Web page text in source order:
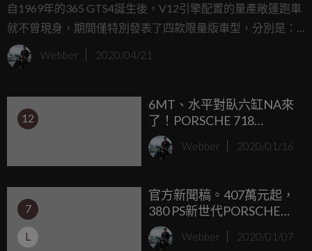
自1969年的365 GTS4誕生後，V12引擎配置的量產敞篷跑車
就不曾現身，期間僅特別發表了四款限量版車型，分別是：
2000年推出的550 Barchetta Pininfarina、2005年推出的
Superamerica、2010年推出的SA Aperta以及2014年發佈的
GTS，才讓V12量產敞篷跑車再度以王者之姿登場，這不僅象
徵著躍馬品牌歷史上這一系列紅鬃烈馬的榮耀回歸，更完美
詮釋了Ferrari法拉利的傳奇風采。
Webber 2020/04/21
12
6MT、水平對臥六缸NA來
了！PORSCHE 718
Boxter/Cayman GTS 4.0海
外登場Webber 2020/01/16
7
L
官方新聞稿。407萬元起，
380 PS新世代PORSCHE
Macan GTS台灣預售價出
爐
Webber 2020/01/07